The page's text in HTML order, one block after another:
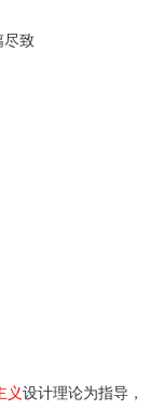
尽致
义设计理论为指导，